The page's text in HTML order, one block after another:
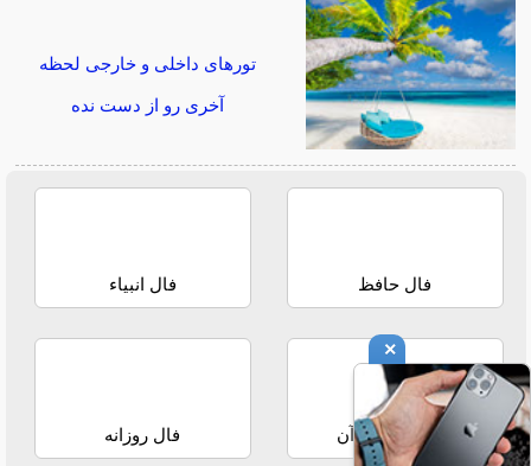
تورهای داخلی و خارجی لحظه
آخری رو از دست نده
فال حافظ فال انبیاء
استخاره با قرآن فال روزانه
×